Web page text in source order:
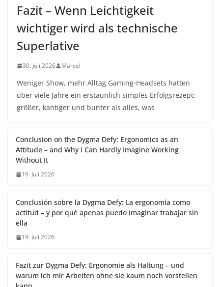
Fazit – Wenn Leichtigkeit
wichtiger wird als technische
Superlative
30. Juli 2026 Marcel
Weniger Show, mehr Alltag Gaming-Headsets hatten
über viele Jahre ein erstaunlich simples Erfolgsrezept:
größer, kantiger und bunter als alles, was
Conclusion on the Dygma Defy: Ergonomics as an
Attitude – and Why I Can Hardly Imagine Working
Without It
19. Juli 2026
Conclusión sobre la Dygma Defy: La ergonomía como
actitud – y por qué apenas puedo imaginar trabajar sin
ella
19. Juli 2026
Fazit zur Dygma Defy: Ergonomie als Haltung – und
warum ich mir Arbeiten ohne sie kaum noch vorstellen